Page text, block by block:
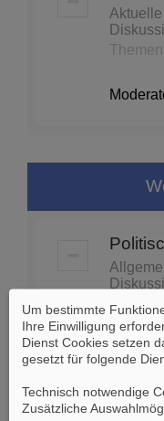
Themen:
Um bestimmte
Ihre Einwilligung
Dienst Cookies setzen
gesetzt für folgende
Technisch notwendige
Zusätzliche